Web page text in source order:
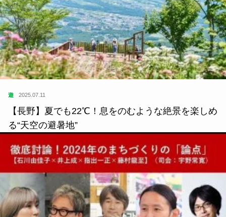
遊 2025.07.11
【長野】夏でも22℃！息をのむような絶景を楽しめ
る“天空の避暑地”